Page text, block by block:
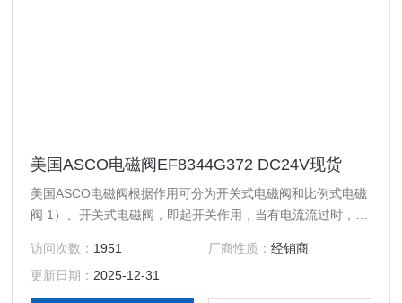
美国ASCO电磁阀EF8344G372 DC24V现货
美国ASCO电磁阀根据作用可分为开关式电磁阀和比例式电磁
阀 1）、开关式电磁阀，即起开关作用，当有电流流过时，电
的电流大小不同，输出的压力不同，当改变输入电流时，即可
改变电磁阀输出压力，多用于液压系统。
访问次数： 1951 厂商性质： 经销商
更新日期： 2025-12-31